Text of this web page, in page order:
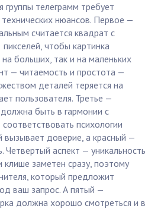
группы телеграмм требует
нюансов. Первое —
считается квадрат с
чтобы картинка
на больших, так и на маленьких
— читаемость и простота —
деталей теряется на
пользователя. Третье —
быть в гармонии с
психологии
вызывает доверие, а красный —
Четвертый аспект — уникальность
заметен сразу, поэтому
который предложит
ваш запрос. А пятый —
должна хорошо смотреться и в